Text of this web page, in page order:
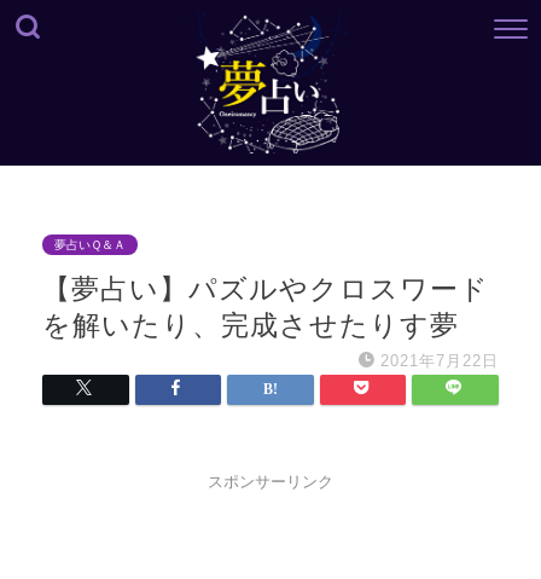
夢占いＱ＆Ａ
【夢占い】パズルやクロスワード
を解いたり、完成させたりす夢
2021年7月22日
スポンサーリンク